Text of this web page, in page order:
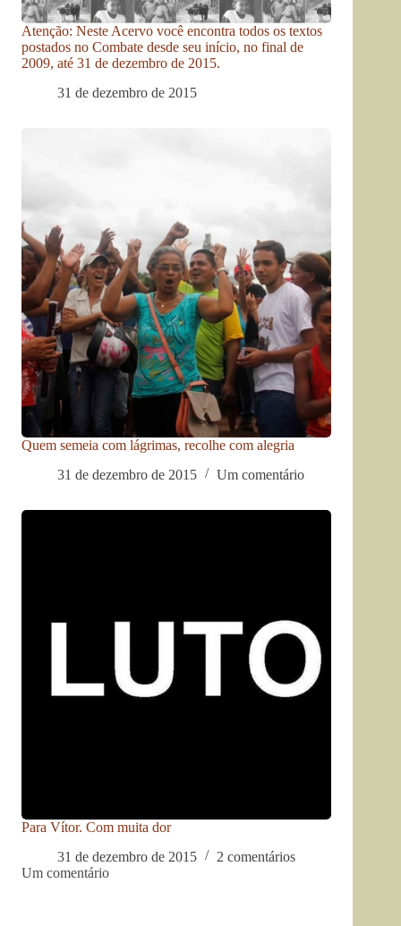
Atenção: Neste Acervo você encontra todos os textos
postados no Combate desde seu início, no final de
2009, até 31 de dezembro de 2015.
31 de dezembro de 2015
Quem semeia com lágrimas, recolhe com alegria
31 de dezembro de 2015
Um comentário
Para Vítor. Com muita dor
31 de dezembro de 2015
2 comentários
Um comentário